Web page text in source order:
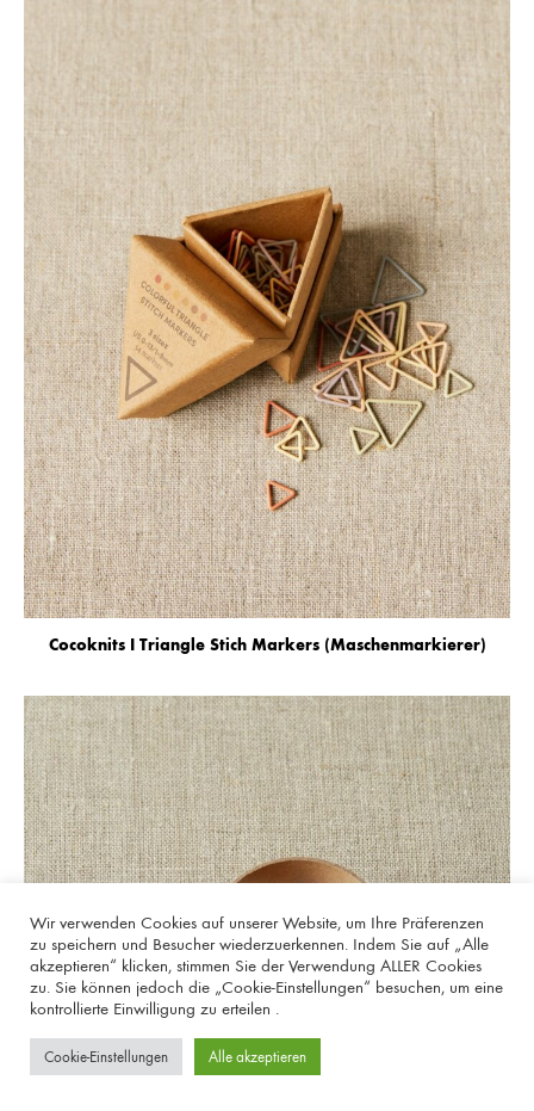
Cocoknits I Triangle Stich Markers (Maschenmarkierer)
Wir verwenden Cookies auf unserer Website, um Ihre Präferenzen
zu speichern und Besucher wiederzuerkennen. Indem Sie auf „Alle
akzeptieren“ klicken, stimmen Sie der Verwendung ALLER Cookies
zu. Sie können jedoch die „Cookie-Einstellungen“ besuchen, um eine
kontrollierte Einwilligung zu erteilen .
Cookie-Einstellungen Alle akzeptieren